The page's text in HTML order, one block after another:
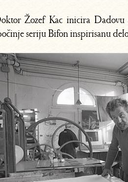
Žozef Kac inicira Dadovu
seriju Bifon inspirisanu